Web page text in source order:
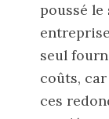
poussé
seul
coûts,
ces